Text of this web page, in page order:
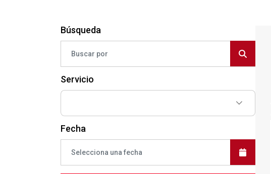
Búsqueda
Servicio
Fecha